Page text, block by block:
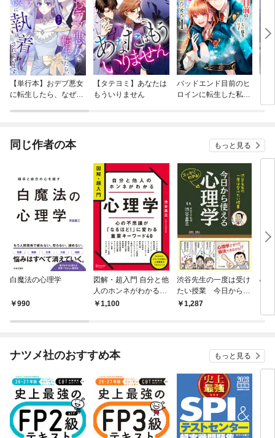
【単行本】おデブ悪女
に転生したら、なぜか
【タテヨミ】あなたは
もういりません
バッドエンド目前のヒ
ロインに転生した私、
同じ作者の本 もっと見る
白魔法の心理学
990
図解・超入門 自分と他
人のホンネがわかる心
理学1,100
渋谷先生の一度は受け
たい授業 今日から使
える心理学
1,287
心
人
ナツメ社のおすすめ本 もっと見る